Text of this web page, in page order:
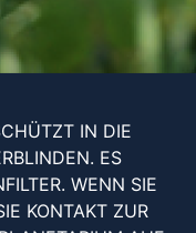
IN DIE
ES
WENN SIE
KONTAKT ZUR